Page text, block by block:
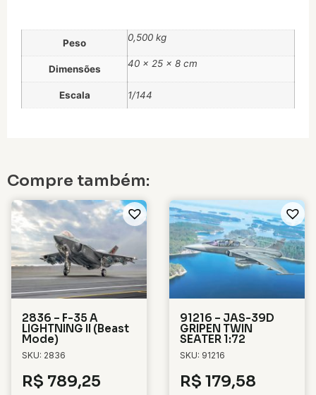
Peso 0,500 kg
Dimensões 40 × 25 × 8 cm
Escala 1/144
Compre também:
2836 – F-35 A
LIGHTNING II (Beast
Mode)
SKU: 2836
R$ 789,25
91216 – JAS-39D
GRIPEN TWIN
SEATER 1:72
SKU: 91216
R$ 179,58